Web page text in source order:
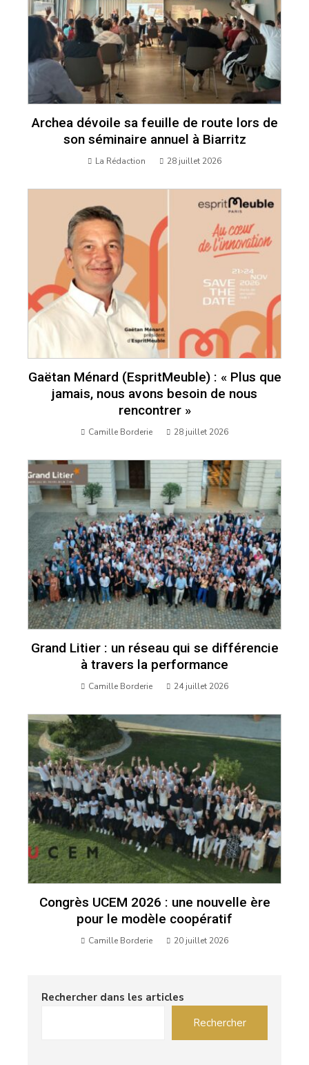
Archea dévoile sa feuille de route lors de
son séminaire annuel à Biarritz
La Rédaction 28 juillet 2026
Gaëtan Ménard (EspritMeuble) : « Plus que
jamais, nous avons besoin de nous
rencontrer »
Camille Borderie 28 juillet 2026
Grand Litier : un réseau qui se différencie
à travers la performance
Camille Borderie 24 juillet 2026
Congrès UCEM 2026 : une nouvelle ère
pour le modèle coopératif
Camille Borderie 20 juillet 2026
Rechercher dans les articles
Rechercher